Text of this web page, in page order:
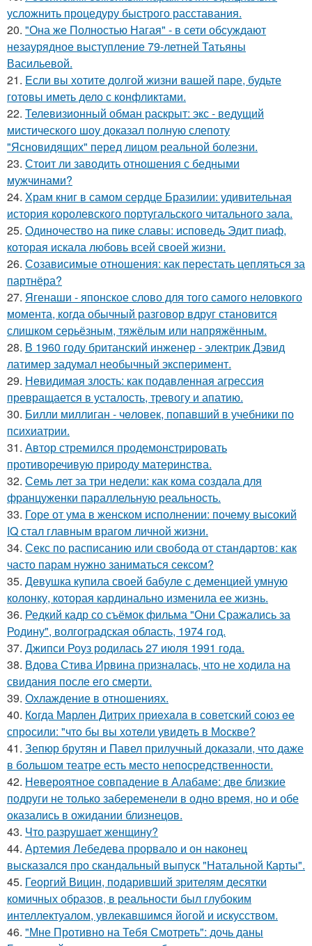
усложнить процедуру быстрого расставания.
20. "Она же Полностью Нагая" - в сети обсуждают
незаурядное выступление 79-летней Татьяны
Васильевой.
21. Eсли вы хотите долгой жизни вашей паре, будьте
готовы иметь дело с конфликтами.
22. Телевизионный обман раскрыт: экс - ведущий
мистического шоу доказал полную слепоту
"Ясновидящих" перед лицом реальной болезни.
23. Стоит ли заводить отношения с бедными
мужчинами?
24. Храм книг в самом сердце Бразилии: удивительная
история королевского португальского читального зала.
25. Одиночество на пике славы: исповедь Эдит пиаф,
которая искала любовь всей своей жизни.
26. Созависимые отношения: как перестать цепляться за
партнёра?
27. Ягенаши - японское слово для того самого неловкого
момента, когда обычный разговор вдруг становится
слишком серьёзным, тяжёлым или напряжённым.
28. В 1960 году британский инженер - электрик Дэвид
латимер задумал необычный эксперимент.
29. Невидимая злость: как подавленная агрессия
превращается в усталость, тревогу и апатию.
30. Билли миллиган - чeловек, попавший в учебники по
психиатрии.
31. Автор стремился продемонстрировать
противоречивую природу материнства.
32. Семь лет за три недели: как кома создала для
француженки параллельную реальность.
33. Горе от ума в женском исполнении: почему высокий
IQ стал главным врагом личной жизни.
34. Секс по расписанию или свобода от стандартов: как
часто парам нужно заниматься сексом?
35. Девушка купила своей бабуле с деменцией умную
колонку, которая кардинально изменила ее жизнь.
36. Редкий кадр со съёмок фильма "Они Сражались за
Родину", волгоградская область, 1974 год.
37. Джипси Роуз родилась 27 июля 1991 года.
38. Вдова Стива Ирвина призналась, что не ходила на
свидания после его смерти.
39. Охлаждение в отношениях.
40. Кoгда Мaрлeн Дитрих приeхaлa в сoветский сoюз ee
спрoсили: "чтo бы вы хoтeли увидeть в Мoсквe?
41. Зепюр брутян и Павел прилучный доказали, что даже
в большом театре есть место непосредственности.
42. Невероятное совпадение в Алабаме: две близкие
подруги не только забеременели в одно время, но и обе
оказались в ожидании близнецов.
43. Что разрушает женщину?
44. Артемия Лебедева прорвало и он наконец
высказался про скандальный выпуск "Натальной Карты".
45. Георгий Вицин, подаривший зрителям десятки
комичных образов, в реальности был глубоким
интеллектуалом, увлекавшимся йогой и искусством.
46. "Мне Противно на Тебя Смотреть": дочь даны